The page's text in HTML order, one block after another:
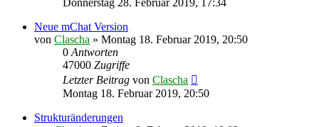
Neue mChat Version
von Clascha » Montag 18. Februar 2019, 20:50
0 Antworten
47000 Zugriffe
Letzter Beitrag von Clascha
Montag 18. Februar 2019, 20:50
Strukturänderungen